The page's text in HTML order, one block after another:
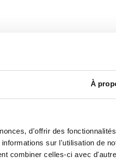
À
d'offrir des
sur l'utilisation de
combiner celles-ci avec